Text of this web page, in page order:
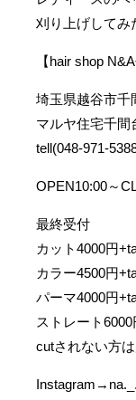
刈り上げしてみ
【hair shop
埼玉県越谷市千
マルヤ住宅千間
tell(048-971-
OPEN10:00～
最終受付
カット4000円
カラー4500円
パーマ4000円
ストレート
cutされない方